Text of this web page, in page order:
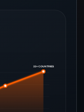
33+ COUNTRIES